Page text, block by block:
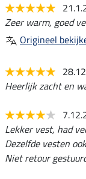
Zeer warm, goed
Origineel
Heerlijk zacht en
Lekker vest, had
Dezelfde vesten
Niet retour